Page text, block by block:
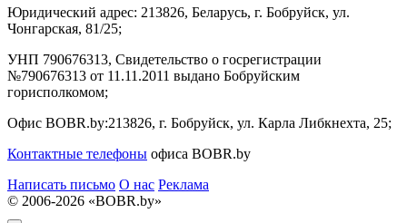
Юридический адрес: 213826, Беларусь, г. Бобруйск, ул.
Чонгарская, 81/25;
УНП 790676313, Свидетельство о госрегистрации
№790676313 от 11.11.2011 выдано Бобруйским
горисполкомом;
Офис BOBR.by:213826, г. Бобруйск, ул. Карла Либкнехта, 25;
Контактные телефоны офиса BOBR.by
Написать письмо О нас Реклама
© 2006-2026 «BOBR.by»